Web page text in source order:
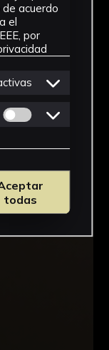
acuerdo
el
por
Permitir cookies
todas